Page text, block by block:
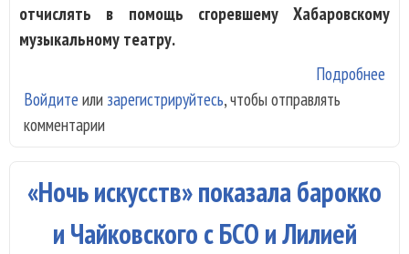
отчислять в помощь сгоревшему Хабаровскому
музыкальному театру.
Подробнее
Войдите или зарегистрируйтесь, чтобы отправлять
комментарии
«Ночь искусств» показала барокко
и Чайковского с БСО и Лилией